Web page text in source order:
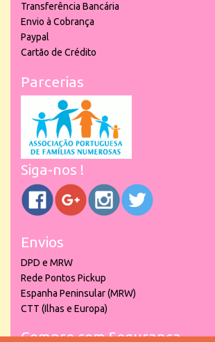
Transferência Bancária
Envio à Cobrança
Paypal
Cartão de Crédito
Parcerias
Siga-nos !
Envios
DPD e MRW
Rede Pontos Pickup
Espanha Peninsular (MRW)
CTT (Ilhas e Europa)
Compre com Segurança